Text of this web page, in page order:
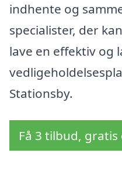
indhente og
specialister, der
lave en effektiv og
Stationsby.
Få 3 tilbud,